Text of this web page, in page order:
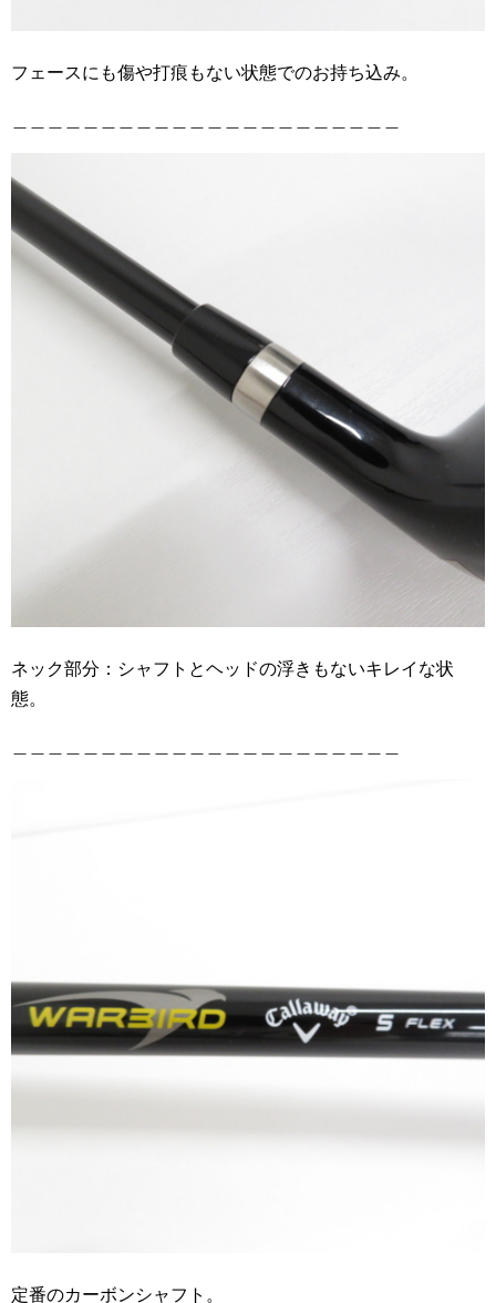
フェースにも傷や打痕もない状態でのお持ち込み。
ネック部分：シャフトとヘッドの浮きもないキレイな状
態。
定番のカーボンシャフト。